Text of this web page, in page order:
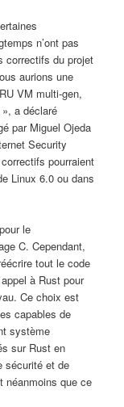
n’ont pas
correctifs du projet
aurions une
VM multi-gen,
», a déclaré
par Miguel Ojeda
Security
pourraient
Linux 6.0 ou dans
le
C. Cependant,
tout le code
à Rust pour
Ce choix est
capables de
système
sur Rust en
sécurité et de
néanmoins que ce